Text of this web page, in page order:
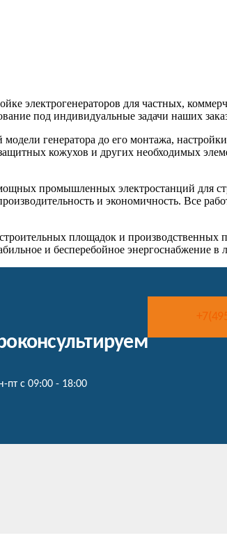
электрогенераторов для частных,
под индивидуальные задачи наших
генератора до его монтажа,
кожухов и других необходимых
промышленных электростанций для
и экономичность. Все
площадок и
и бесперебойное энергоснабжение в
пт с 09:00 - 18:00